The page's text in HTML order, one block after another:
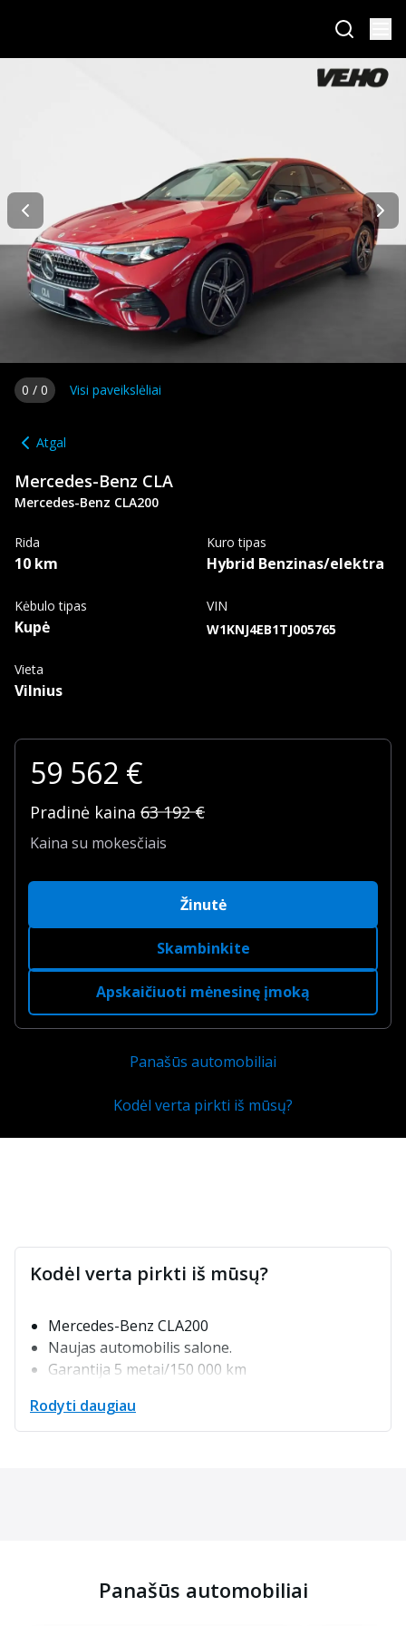
0 / 0 Visi paveikslėliai
Atgal
Mercedes-Benz CLA
Mercedes-Benz CLA200
Rida
10 km
Kuro tipas
Hybrid Benzinas/elektra
Kėbulo tipas
Kupė
VIN
W1KNJ4EB1TJ005765
Vieta
Vilnius
59 562 €
Pradinė kaina 63 192 €
Kaina su mokesčiais
Žinutė
Skambinkite
Apskaičiuoti mėnesinę įmoką
Panašūs automobiliai
Kodėl verta pirkti iš mūsų?
Kodėl verta pirkti iš mūsų?
Mercedes-Benz CLA200
Naujas automobilis salone.
Garantija 5 metai/150 000 km
Rodyti daugiau
Panašūs automobiliai